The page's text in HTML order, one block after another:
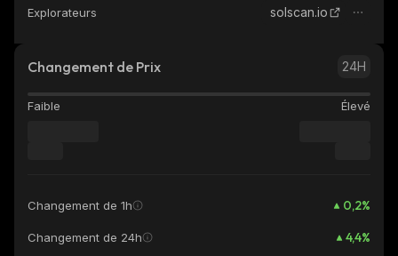
Explorateurs solscan.io
Changement de Prix 24H
Faible Élevé
Changement de 1h 0,2%
Changement de 24h 4,4%